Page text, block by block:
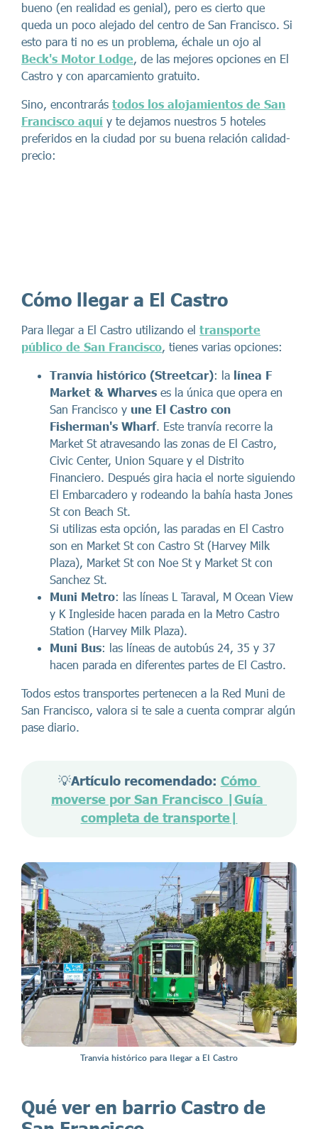
bueno (en realidad es genial), pero es cierto que
queda un poco alejado del centro de San Francisco. Si
esto para ti no es un problema, échale un ojo al
Beck's Motor Lodge, de las mejores opciones en El
Castro y con aparcamiento gratuito.
Sino, encontrarás todos los alojamientos de San
Francisco aquí y te dejamos nuestros 5 hoteles
preferidos en la ciudad por su buena relación calidad-
precio:
Cómo llegar a El Castro
Para llegar a El Castro utilizando el transporte
público de San Francisco, tienes varias opciones:
Tranvía histórico (Streetcar): la línea F
Market & Wharves es la única que opera en
San Francisco y une El Castro con
Fisherman's Wharf. Este tranvía recorre la
Market St atravesando las zonas de El Castro,
Civic Center, Union Square y el Distrito
Financiero. Después gira hacia el norte siguiendo
El Embarcadero y rodeando la bahía hasta Jones
St con Beach St.
Si utilizas esta opción, las paradas en El Castro
son en Market St con Castro St (Harvey Milk
Plaza), Market St con Noe St y Market St con
Sanchez St.
Muni Metro: las líneas L Taraval, M Ocean View
y K Ingleside hacen parada en la Metro Castro
Station (Harvey Milk Plaza).
Muni Bus: las líneas de autobús 24, 35 y 37
hacen parada en diferentes partes de El Castro.
Todos estos transportes pertenecen a la Red Muni de
San Francisco, valora si te sale a cuenta comprar algún
pase diario.
💡Artículo recomendado: Cómo
moverse por San Francisco |Guía
completa de transporte|
Tranvía histórico para llegar a El Castro
Qué ver en barrio Castro de